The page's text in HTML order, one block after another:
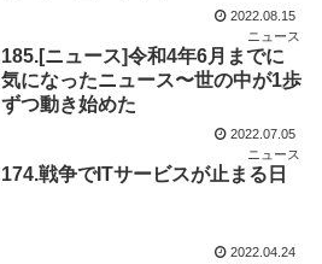
2022.08.15
ニュース
185.[ニュース]令和4年6月までに
気になったニュース〜世の中が1歩
ずつ動き始めた
2022.07.05
ニュース
174.戦争でITサービスが止まる日
2022.04.24